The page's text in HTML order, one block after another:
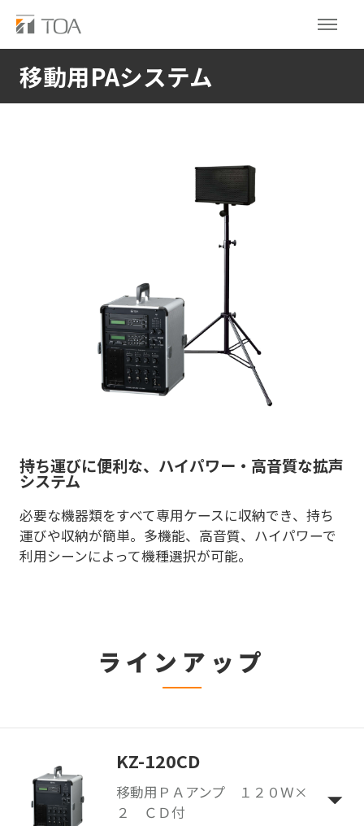
移動用PAシステム
持ち運びに便利な、ハイパワー・高音質な拡声
システム
必要な機器類をすべて専用ケースに収納でき、持ち
運びや収納が簡単。多機能、高音質、ハイパワーで
利用シーンによって機種選択が可能。
ラインアップ
KZ-120CD
移動用ＰＡアンプ １２０Ｗ×
２ ＣＤ付